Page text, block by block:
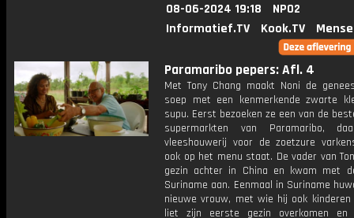
08-06-2024 19:18
NPO2
Informatief.TV
Kook.TV
Paramaribo pepers: Afl. 4
Met Tony Chang maakt Noni de
soep met een kenmerkende zwarte
supu. Eerst bezoeken ze een van de
supermarkten van Paramaribo,
vleeshouwerij voor de zoetzure
ook op het menu staat. De vader van
gezin achter in China en kwam met
Suriname aan. Eenmaal in Suriname
nieuwe vrouw, met wie hij ook kinderen
liet zijn eerste gezin overkomen